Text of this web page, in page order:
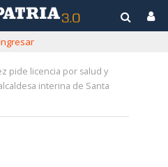
pide licencia por salud y
interina de Santa